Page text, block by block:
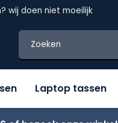
wij doen niet moeilijk
Laptop tassen